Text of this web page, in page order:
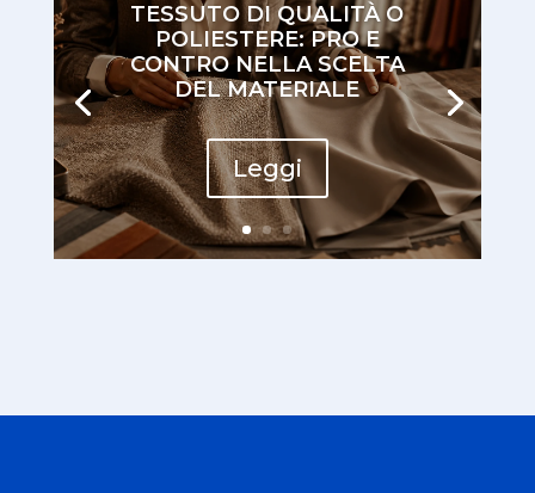
TESSUTO DI QUALITÀ O
POLIESTERE: PRO E
CONTRO NELLA SCELTA
DEL MATERIALE
Leggi